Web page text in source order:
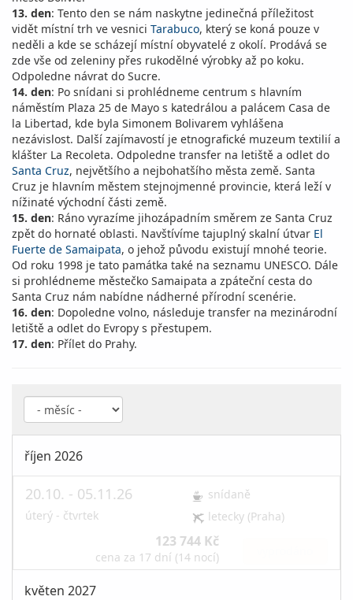
13. den: Tento den se nám naskytne jedinečná příležitost
vidět místní trh ve vesnici Tarabuco, který se koná pouze v
neděli a kde se scházejí místní obyvatelé z okolí. Prodává se
zde vše od zeleniny přes rukodělné výrobky až po koku.
Odpoledne návrat do Sucre.
14. den: Po snídani si prohlédneme centrum s hlavním
náměstím Plaza 25 de Mayo s katedrálou a palácem Casa de
la Libertad, kde byla Simonem Bolivarem vyhlášena
nezávislost. Další zajímavostí je etnografické muzeum textilií a
klášter La Recoleta. Odpoledne transfer na letiště a odlet do
Santa Cruz, největšího a nejbohatšího města země. Santa
Cruz je hlavním městem stejnojmenné provincie, která leží v
nížinaté východní části země.
15. den: Ráno vyrazíme jihozápadním směrem ze Santa Cruz
zpět do hornaté oblasti. Navštívíme tajuplný skalní útvar El
Fuerte de Samaipata, o jehož původu existují mnohé teorie.
Od roku 1998 je tato památka také na seznamu UNESCO. Dále
si prohlédneme městečko Samaipata a zpáteční cesta do
Santa Cruz nám nabídne nádherné přírodní scenérie.
16. den: Dopoledne volno, následuje transfer na mezinárodní
letiště a odlet do Evropy s přestupem.
17. den: Přílet do Prahy.
říjen 2026
20.10. - 05.11.26
úterý - čtvrtek
snídaně
letecky (Praha)
123 744 Kč
cena za 17 dní (14 nocí)
květen 2027